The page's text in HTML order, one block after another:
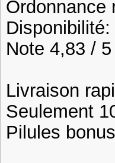
Ordonnance
Note 4,83 /
Livraison
Seulement
Pilules